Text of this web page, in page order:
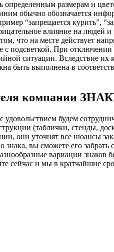
размерам и
обычно обозначается
“запрещается курить”,
влияние на людей и
что на месте действует
подсветкой. При
ситуации. Вследствие их
быть выполнена в
компании
будем
(таблички, стенды,
они уточнят все нюансы
вы сможете его
вариации
сейчас и мы в кратчайшие